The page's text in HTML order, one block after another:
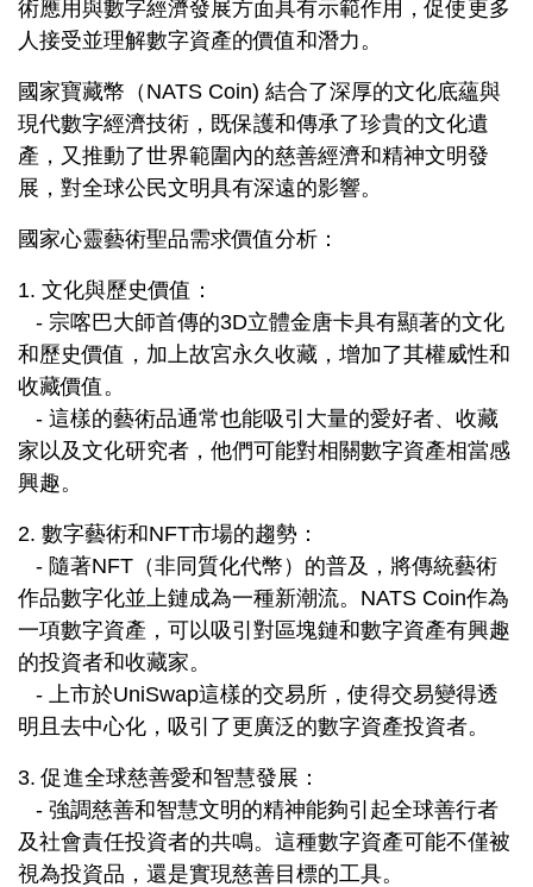
術應用與數字經濟發展方面具有示範作用，促使更多
人接受並理解數字資產的價值和潛力。
國家寶藏幣（NATS Coin) 結合了深厚的文化底蘊與
現代數字經濟技術，既保護和傳承了珍貴的文化遺
產，又推動了世界範圍內的慈善經濟和精神文明發
展，對全球公民文明具有深遠的影響。
國家心靈藝術聖品需求價值分析：
1. 文化與歷史價值：
- 宗喀巴大師首傳的3D立體金唐卡具有顯著的文化
和歷史價值，加上故宮永久收藏，增加了其權威性和
收藏價值。
- 這樣的藝術品通常也能吸引大量的愛好者、收藏
家以及文化研究者，他們可能對相關數字資產相當感
興趣。
2. 數字藝術和NFT市場的趨勢：
- 隨著NFT（非同質化代幣）的普及，將傳統藝術
作品數字化並上鏈成為一種新潮流。NATS Coin作為
一項數字資產，可以吸引對區塊鏈和數字資產有興趣
的投資者和收藏家。
- 上市於UniSwap這樣的交易所，使得交易變得透
明且去中心化，吸引了更廣泛的數字資產投資者。
3. 促進全球慈善愛和智慧發展：
- 強調慈善和智慧文明的精神能夠引起全球善行者
及社會責任投資者的共鳴。這種數字資產可能不僅被
視為投資品，還是實現慈善目標的工具。